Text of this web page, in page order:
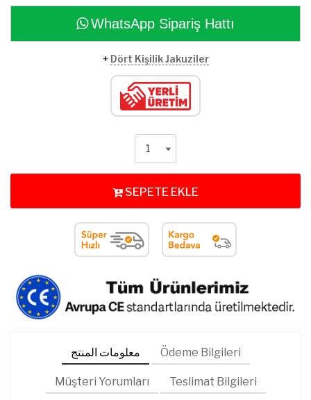
WhatsApp Sipariş Hattı
+ Dört Kişilik Jakuziler
SEPETE EKLE
معلومات المنتج Ödeme Bilgileri
Müşteri Yorumları Teslimat Bilgileri